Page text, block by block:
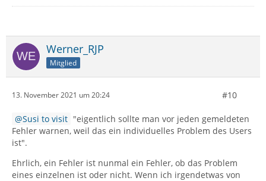
Werner_RJP
Mitglied
13. November 2021 um 20:24 #10
Susi to visit "eigentlich sollte man vor jeden gemeldeten
Fehler warnen, weil das ein individuelles Problem des Users
ist".
Ehrlich, ein Fehler ist nunmal ein Fehler, ob das Problem
eines einzelnen ist oder nicht. Wenn ich irgendetwas von